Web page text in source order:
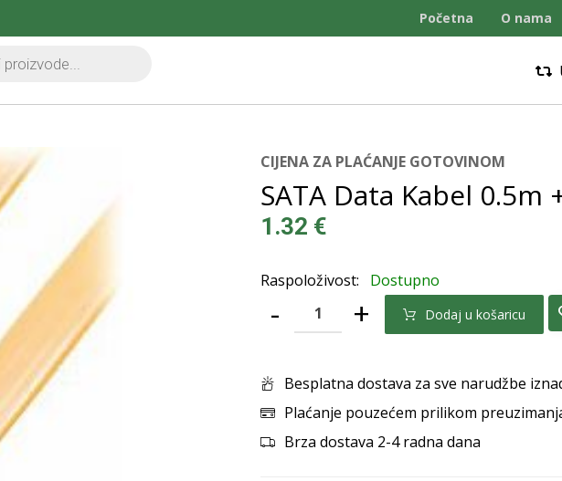
Početna O nama
CIJENA ZA PLAĆANJE GOTOVINOM
SATA Data Kabel 0.5m
1.32 €
Raspoloživost: Dostupno
- + Dodaj u košaricu
Besplatna dostava za sve narudžbe
Plaćanje pouzećem prilikom
Brza dostava 2-4 radna dana